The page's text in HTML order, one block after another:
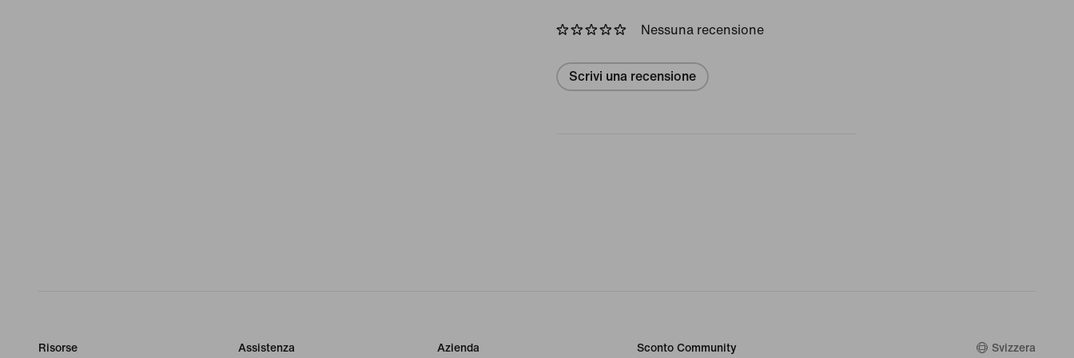
Nessuna recensione
Scrivi una recensione
Risorse Assistenza Azienda Sconto Community Svizzera